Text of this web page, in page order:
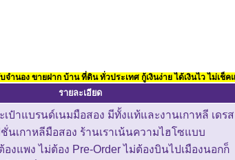
จำนอง ขายฝาก บ้าน ที่ดิน ทั่วประเทศ กู้เงินง่าย ได้เงินไว ไม่เช็
รายละเอียด
เป๋าแบรนด์เนมมือสอง มีทั้งแท้และงานเกาหลี เดรส
นเกาหลีมือสอง ร้านเราเน้นความไฮโซแบบ
องแพง ไม่ต้อง Pre-Order ไม่ต้องบินไปเมืองนอกก็